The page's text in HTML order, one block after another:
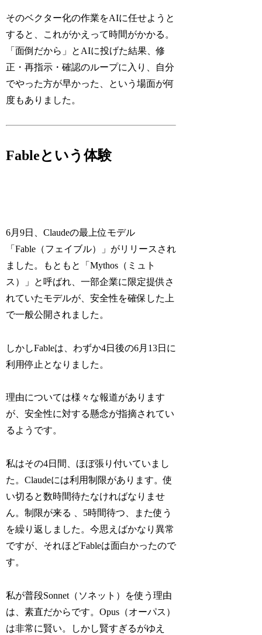
そのベクター化の作業をAIに任せようと
すると、これがかえって時間がかかる。
「面倒だから」とAIに投げた結果、修
正・再指示・確認のループに入り、自分
でやった方が早かった、という場面が何
度もありました。
Fableという体験
6月9日、Claudeの最上位モデル
「Fable（フェイブル）」がリリースされ
ました。もともと「Mythos（ミュト
ス）」と呼ばれ、一部企業に限定提供さ
れていたモデルが、安全性を確保した上
で一般公開されました。
しかしFableは、わずか4日後の6月13日に
利用停止となりました。
理由については様々な報道があります
が、安全性に対する懸念が指摘されてい
るようです。
私はその4日間、ほぼ張り付いていまし
た。Claudeには利用制限があります。使
い切ると数時間待たなければなりませ
ん。制限が来る 、5時間待つ、また使う
を繰り返しました。今思えばかなり異常
ですが、それほどFableは面白かったので
す。
私が普段Sonnet（ソネット）を使う理由
は、素直だからです。Opus（オーパス）
は非常に賢い。しかし賢すぎるがゆえ